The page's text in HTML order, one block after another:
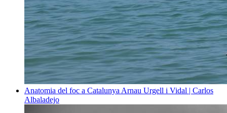
Anatomia del foc a Catalunya Arnau Urgell i Vidal | Carlos
Albaladejo